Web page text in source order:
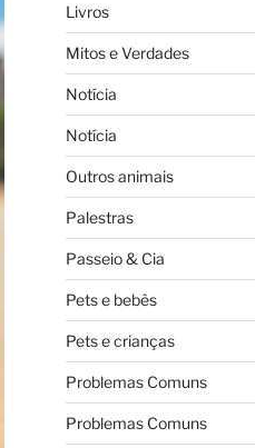
Livros
Mitos e Verdades
Notícia
Notícia
Outros animais
Palestras
Passeio & Cia
Pets e bebês
Pets e crianças
Problemas Comuns
Problemas Comuns